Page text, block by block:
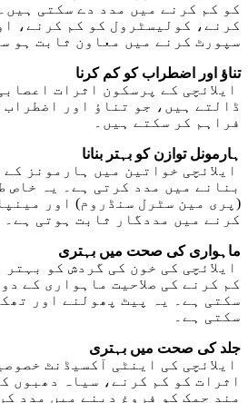
کو کم کرنے میں مدد دے سکتی
کرنے، کولیسٹرول کو کم کرنے،
سپورٹ کرنے میں معاون ثابت ہو
تناؤ اور اضطراب کو کم کرنا
ایلائچی کے پرسکون اثرات
ڈالتے ہیں، جو تناؤ اور اضطراب
فراہم کر سکتے ہیں۔
ہارمونل توازن کو بہتر بنانا
ایلائچی خواتین میں ہارمونز
بنانے میں مدد کرتی ہے۔ یہ خاص
(پری مین سٹرل سنڈروم) اور
کرنے میں مددگار ثابت ہوتی ہے۔
ماہواری کی صحت میں بہتری
ایلائچی کی خون کی گردش کو
کم کرنے کی صلاحیت ماہواری کے
سکتی ہے۔ یہ پیٹ پھولنے اور
سکتی ہے۔
جلد کی صحت میں بہتری
ایلائچی کی اینٹی آکسیڈنٹ
اثرات کو کم کرنے، سیاہ دھبوں
مند چمک کو فروغ دینے میں مدد